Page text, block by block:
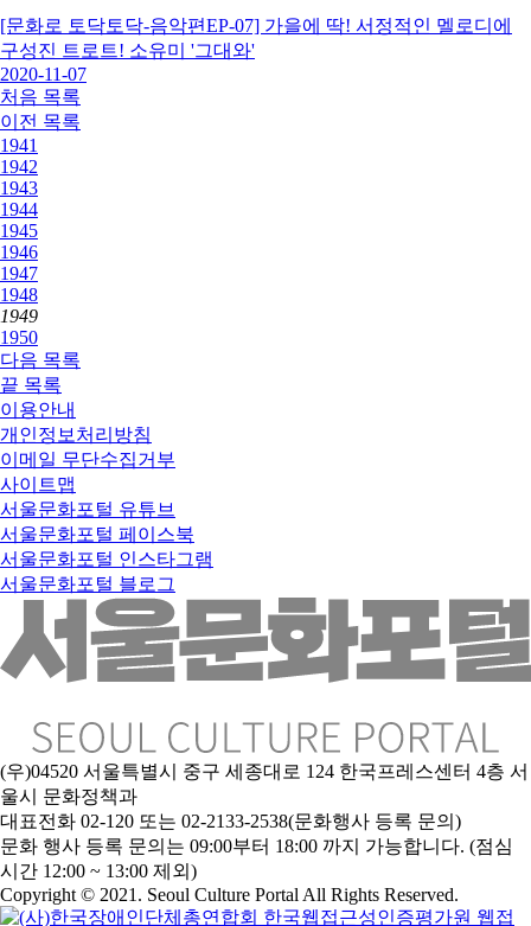
[문화로 토닥토닥-음악편EP-07] 가을에 딱! 서정적인 멜로디에
구성진 트로트! 소유미 '그대와'
2020-11-07
처음 목록
이전 목록
1941
1942
1943
1944
1945
1946
1947
1948
1949
1950
다음 목록
끝 목록
이용안내
개인정보처리방침
이메일 무단수집거부
사이트맵
서울문화포털 유튜브
서울문화포털 페이스북
서울문화포털 인스타그램
서울문화포털 블로그
(우)04520 서울특별시 중구 세종대로 124 한국프레스센터 4층 서
울시 문화정책과
대표전화 02-120 또는 02-2133-2538(문화행사 등록 문의)
문화 행사 등록 문의는 09:00부터 18:00 까지 가능합니다. (점심
시간 12:00 ~ 13:00 제외)
Copyright © 2021. Seoul Culture Portal All Rights Reserved.